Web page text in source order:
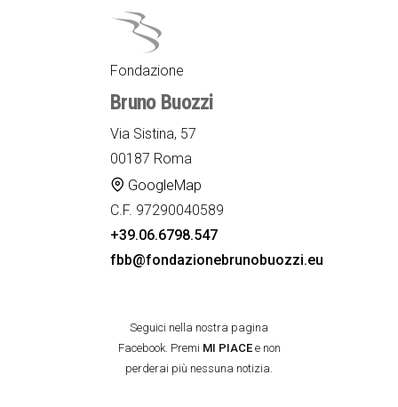
Fondazione
Bruno Buozzi
Via Sistina, 57
00187 Roma
GoogleMap
C.F. 97290040589
+39.06.6798.547
fbb@fondazionebrunobuozzi.eu
Seguici nella nostra pagina
Facebook. Premi MI PIACEe non
perderai più nessuna notizia.